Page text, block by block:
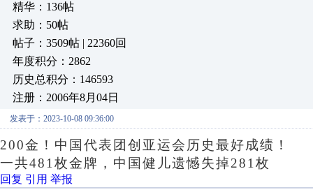
精华：136帖
求助：50帖
帖子：3509帖 | 22360回
年度积分：2862
历史总积分：146593
注册：2006年8月04日
发表于：2023-10-08 09:36:00
200金！中国代表团创亚运会历史最好成绩！
一共481枚金牌，中国健儿遗憾失掉281枚
回复 引用 举报